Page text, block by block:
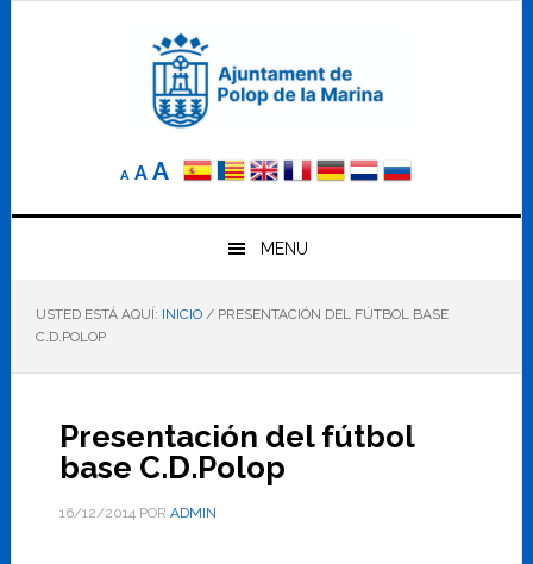
A
Reducir
elA Tamaño
AAumentar
el
tamaño
letra
MENU
USTED ESTÁ AQUÍ: INICIO /PRESENTACIÓN DEL FÚTBOL BASE
C.D.POLOP
Presentación del fútbol
base C.D.Polop
16/12/2014POR ADMIN